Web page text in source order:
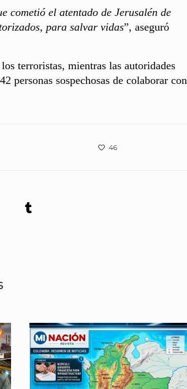
cometió el atentado de Jerusalén de
para salvar vidas”, aseguró
terroristas, mientras las autoridades
personas sospechosas de colaborar con
46